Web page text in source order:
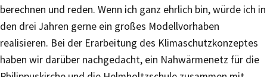
berechnen und reden. Wenn ich ganz ehrlich bin, würde ich in
den drei Jahren gerne ein großes Modellvorhaben
realisieren. Bei der Erarbeitung des Klimaschutzkonzeptes
haben wir darüber nachgedacht, ein Nahwärmenetz für die